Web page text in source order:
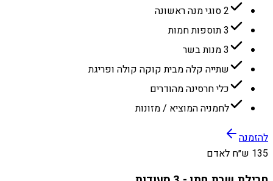
2 סוגי מנה ראשונה
3 תוספות חמות
3 מנות בשר
שתייה קלה מבית קוקה קולה ופריגת
כלי חרסינה מהודרים
לחמניה המוציא / מזונות
להזמנה
135 ש״ח לאדם